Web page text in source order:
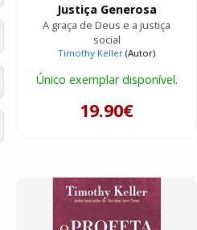
Justiça Generosa
A graça de Deus e a justiça
social
Timothy Keller (Autor)
Único exemplar disponível.
19.90€